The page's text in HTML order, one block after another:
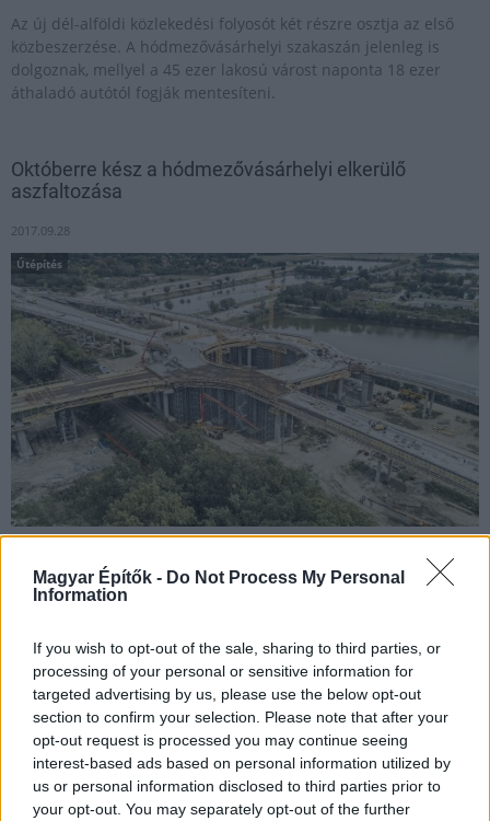
Magyar Építők - Do Not Process My Personal
Information
If you wish to opt-out of the sale, sharing to third parties, or
processing of your personal or sensitive information for
targeted advertising by us, please use the below opt-out
section to confirm your selection. Please note that after your
opt-out request is processed you may continue seeing
interest-based ads based on personal information utilized by
us or personal information disclosed to third parties prior to
your opt-out. You may separately opt-out of the further
Az új dél-alföldi közlekedési folyosót két részre osztja az első
közbeszerzése. A hódmezővásárhelyi szakaszán jelenleg is
dolgoznak, mellyel a 45 ezer lakosú várost naponta 18 ezer
áthaladó autótól fogják mentesíteni.
Októberre kész a hódmezővásárhelyi elkerülő
aszfaltozása
2017.09.28
Útépítés
A Colas és a Délút továbbra is tartja a márciusi határidőt, de
bizonyos útszakaszokat már novemberben használhatnak a
közlekedők, a hidak felszerkezetei pedig még ebben a
Kerékpárutakat újít fel Hódmezővásárhelyen a Délút
2017.08.31